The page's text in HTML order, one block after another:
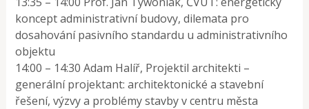
koncept administrativní budovy, dilemata pro
dosahování pasivního standardu u administrativního
objektu
14:00 – 14:30 Adam Halíř, Projektil architekti –
generální projektant: architektonické a stavební
řešení, výzvy a problémy stavby v centru města